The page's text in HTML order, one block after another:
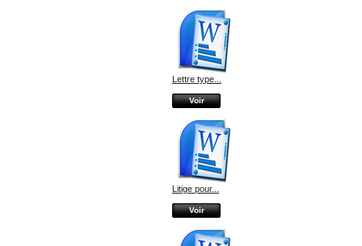
Lettre type...
Voir
Litige pour...
Voir